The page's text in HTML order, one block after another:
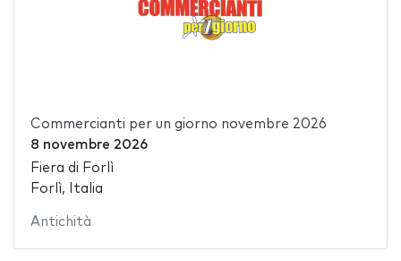
Commercianti per un giorno novembre 2026
8 novembre 2026
Fiera di Forlì
Forlì, Italia
Antichità